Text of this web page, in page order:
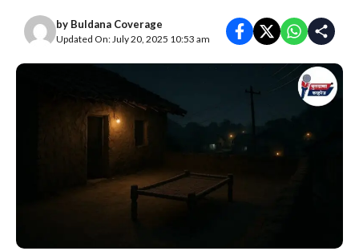
by Buldana Coverage
Updated On: July 20, 2025 10:53 am